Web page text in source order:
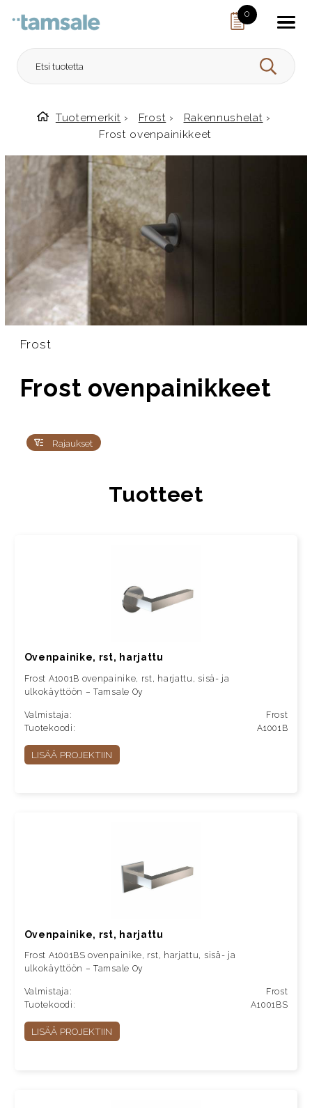
0
HAE
Etusivulle
Tuotemerkit › Frost › Rakennushelat ›
Frost ovenpainikkeet
Frost
Frost ovenpainikkeet
Rajaukset
Tuotteet
Ovenpainike, rst, harjattu
Frost A1001B ovenpainike, rst, harjattu, sisä- ja
ulkokäyttöön – Tamsale Oy
Valmistaja:
Frost
Tuotekoodi:
A1001B
LISÄÄ PROJEKTIIN
Ovenpainike, rst, harjattu
Frost A1001BS ovenpainike, rst, harjattu, sisä- ja
ulkokäyttöön – Tamsale Oy
Valmistaja:
Frost
Tuotekoodi:
A1001BS
LISÄÄ PROJEKTIIN